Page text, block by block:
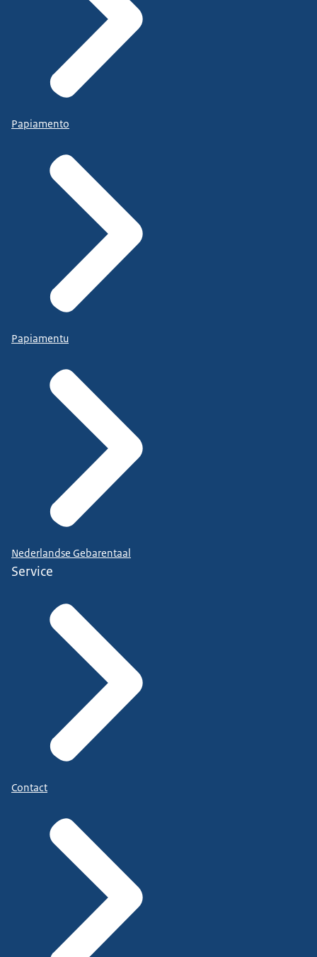
Papiamento
Papiamentu
Nederlandse Gebarentaal
Service
Contact